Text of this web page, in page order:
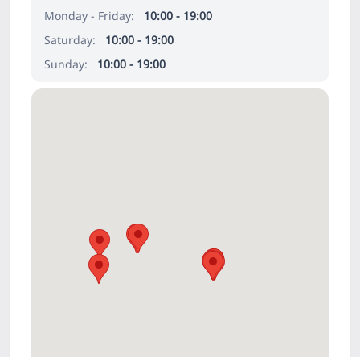
Monday - Friday:
10:00 - 19:00
Saturday:
10:00 - 19:00
Sunday:
10:00 - 19:00